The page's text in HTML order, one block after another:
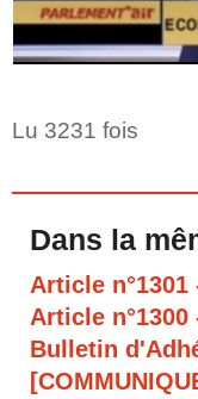
Lu 3231 fois
Dans la
Article n°1301
Article n°1300
Bulletin